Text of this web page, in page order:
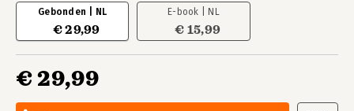
Gebonden | NL
€ 29,99
E-book | NL
€ 15,99
€ 29,99